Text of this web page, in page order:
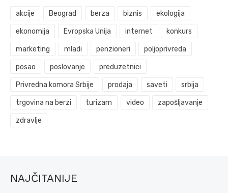
akcije Beograd berza biznis ekologija
ekonomija Evropska Unija internet konkurs
marketing mladi penzioneri poljoprivreda
posao poslovanje preduzetnici
Privredna komora Srbije prodaja saveti srbija
trgovina na berzi turizam video zapošljavanje
zdravlje
NAJČITANIJE